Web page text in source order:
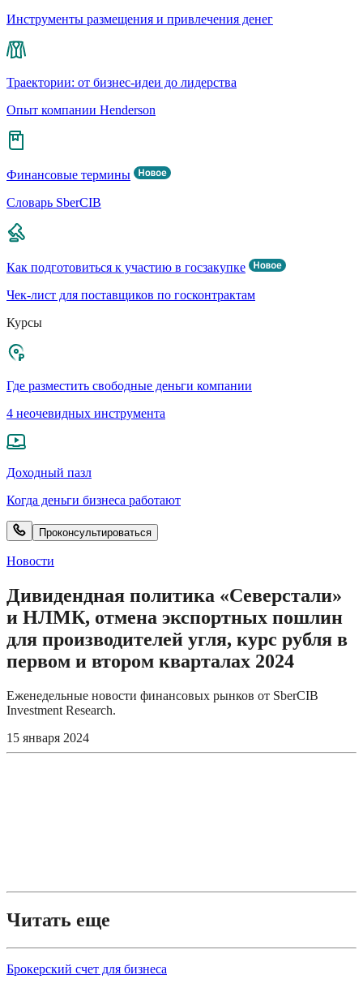
Инструменты размещения и привлечения денег
Траектории: от бизнес-идеи до лидерства
Опыт компании Henderson
Финансовые термины
Словарь SberCIB
Как подготовиться к участию в госзакупке
Чек-лист для поставщиков по госконтрактам
Курсы
Где разместить свободные деньги компании
4 неочевидных инструмента
Доходный пазл
Когда деньги бизнеса работают
Проконсультироваться
Новости
Дивидендная политика «Северстали»
и НЛМК, отмена экспортных пошлин
для производителей угля, курс рубля в
первом и втором кварталах 2024
Еженедельные новости финансовых рынков от SberCIB
Investment Research.
15 января 2024
Читать еще
Брокерский счет для бизнеса